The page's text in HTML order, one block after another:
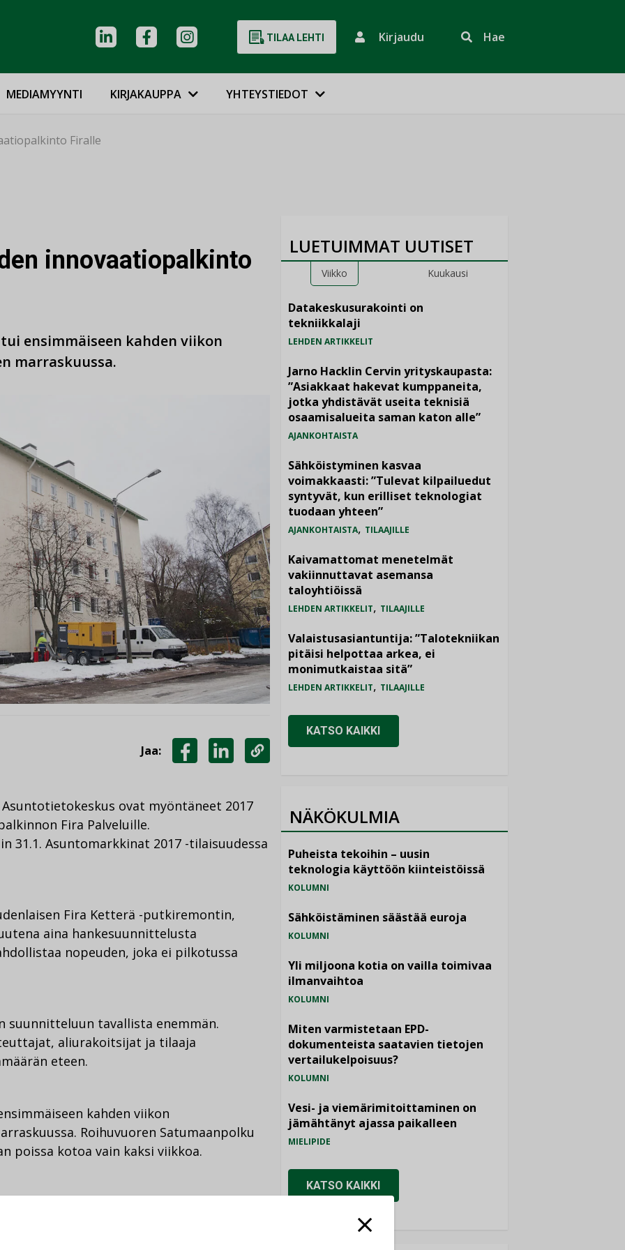
TILAA LEHTI Kirjaudu Hae
MEDIAMYYNTI KIRJAKAUPPA YHTEYSTIEDOT
Firalle
innovaatiopalkinto
ensimmäiseen kahden viikon
marraskuussa.
Jaa:
ovat myöntäneet 2017
Fira Palveluille.
31.1. Asuntomarkkinat 2017 -tilaisuudessa
Fira Ketterä -putkiremontin,
aina hankesuunnittelusta
nopeuden, joka ei pilkotussa
suunnitteluun tavallista enemmän.
aliurakoitsijat ja tilaaja
eteen.
kahden viikon
Roihuvuoren Satumaanpolku
poissa kotoa vain kaksi viikkoa.
LUETUIMMAT UUTISET
Viikko Kuukausi
Datakeskusurakointi on
tekniikkalaji
LEHDEN ARTIKKELIT
Jarno Hacklin Cervin yrityskaupasta:
”Asiakkaat hakevat kumppaneita,
jotka yhdistävät useita teknisiä
osaamisalueita saman katon alle”
AJANKOHTAISTA
Sähköistyminen kasvaa
voimakkaasti: ”Tulevat kilpailuedut
syntyvät, kun erilliset teknologiat
tuodaan yhteen”
AJANKOHTAISTA, TILAAJILLE
Kaivamattomat menetelmät
vakiinnuttavat asemansa
taloyhtiöissä
LEHDEN ARTIKKELIT, TILAAJILLE
Valaistusasiantuntija: ”Talotekniikan
pitäisi helpottaa arkea, ei
monimutkaistaa sitä”
LEHDEN ARTIKKELIT, TILAAJILLE
KATSO KAIKKI
NÄKÖKULMIA
Puheista tekoihin – uusin
teknologia käyttöön kiinteistöissä
KOLUMNI
Sähköistäminen säästää euroja
KOLUMNI
Yli miljoona kotia on vailla toimivaa
ilmanvaihtoa
KOLUMNI
Miten varmistetaan EPD-
dokumenteista saatavien tietojen
vertailukelpoisuus?
KOLUMNI
Vesi- ja viemärimitoittaminen on
jämähtänyt ajassa paikalleen
MIELIPIDE
KATSO KAIKKI